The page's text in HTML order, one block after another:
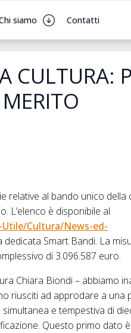
siamo Contatti
CULTURA:
relative al bando unico della
L’elenco è disponibile al
Cultura/News-ed-
dedicata Smart Bandi. La
di 3.096.587 euro.
Chiara Biondi – abbiamo
riusciti ad approdare a una
e tempestiva di
Questo primo dato